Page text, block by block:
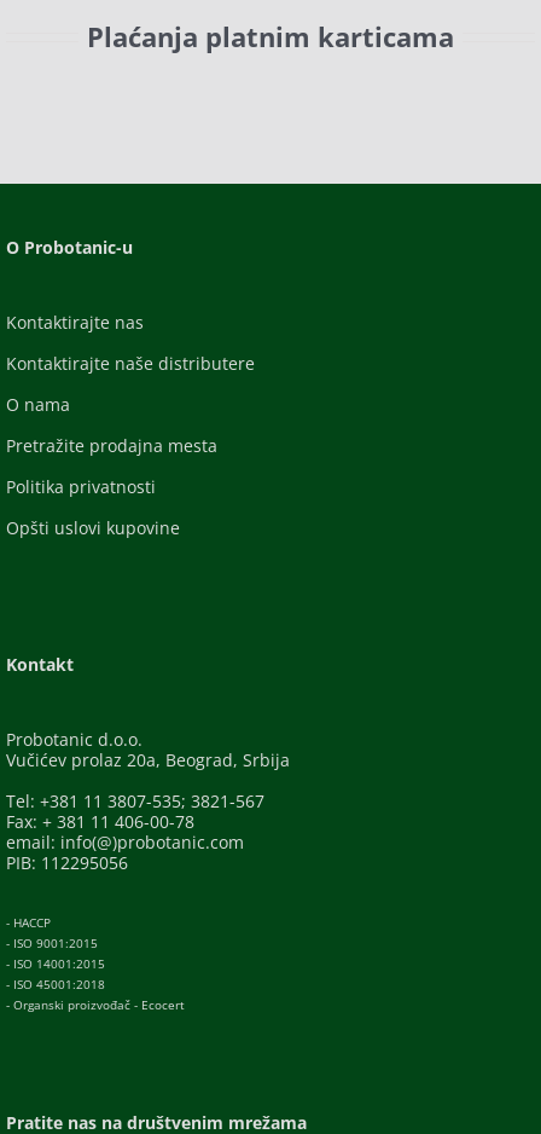
Plaćanja platnim karticama
O Probotanic-u
Kontaktirajte nas
Kontaktirajte naše distributere
O nama
Pretražite prodajna mesta
Politika privatnosti
Opšti uslovi kupovine
Kontakt
Probotanic d.o.o.
Vučićev prolaz 20a, Beograd, Srbija
Tel: +381 11 3807-535; 3821-567
Fax: + 381 11 406-00-78
email: info(@)probotanic.com
PIB: 112295056
- HACCP
- ISO 9001:2015
- ISO 14001:2015
- ISO 45001:2018
- Organski proizvođač - Ecocert
Pratite nas na društvenim mrežama